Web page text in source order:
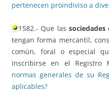
pertenecen proindiviso a
1582.- Que las
tengan forma mercantil,
común, foral o especial
inscribirse en el Registro
normas generales de su
aplicables?